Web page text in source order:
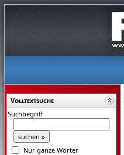
Volltextsuche
Suchbegriff
Nur ganze Wörter